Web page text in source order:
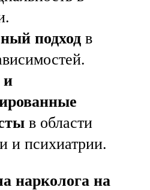
подход в
в области
и психиатрии.
нарколога на